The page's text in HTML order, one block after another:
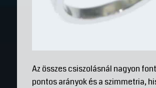
Az összes csiszolásnál nagyon
pontos arányok és a szimmetria,